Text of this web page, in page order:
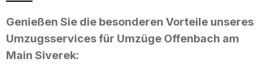
Genießen Sie die besonderen Vorteile unseres
Umzugsservices für Umzüge Offenbach am
Main Siverek: